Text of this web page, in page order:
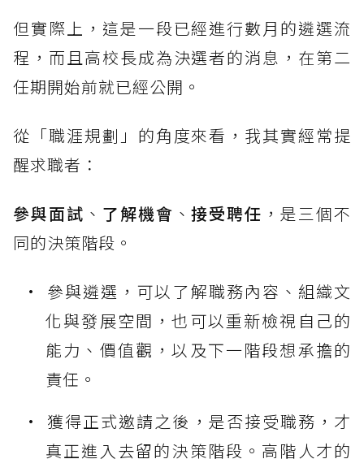
但實際上，這是一段已經進行數月的遴選流
程，而且高校長成為決選者的消息，在第二
任期開始前就已經公開。
從「職涯規劃」的角度來看，我其實經常提
醒求職者：
參與面試 、 了解機會 、接受聘任 ，是三個不
同的決策階段。
參與遴選，可以了解職務內容、組織文
化與發展空間，也可以重新檢視自己的
能力、價值觀，以及下一階段想承擔的
責任。
獲得正式邀請之後，是否接受職務，才
真正進入去留的決策階段。高階人才的